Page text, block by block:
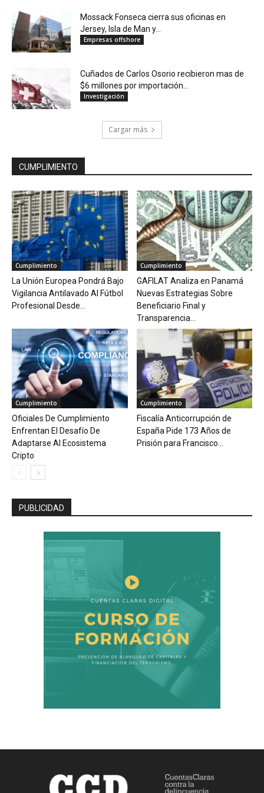
Mossack Fonseca cierra sus oficinas en
Jersey, Isla de Man y...
Empresas offshore
Cuñados de Carlos Osorio recibieron mas de
$6 millones por importación...
Investigación
Cargar más
CUMPLIMIENTO
Cumplimiento
La Unión Europea Pondrá Bajo
Vigilancia Antilavado Al Fútbol
Profesional Desde...
Cumplimiento
GAFILAT Analiza en Panamá
Nuevas Estrategias Sobre
Beneficiario Final y
Transparencia...
Cumplimiento
Oficiales De Cumplimiento
Enfrentan El Desafío De
Adaptarse Al Ecosistema
Cripto
Cumplimiento
Fiscalía Anticorrupción de
España Pide 173 Años de
Prisión para Francisco...
PUBLICIDAD